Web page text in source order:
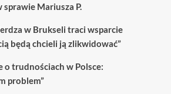
Mariusza P.
w Brukseli traci wsparcie
będą chcieli ją zlikwidować”
o trudnościach w Polsce:
problem”